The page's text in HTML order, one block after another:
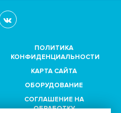
ПОЛИТИКА
КОНФИДЕНЦИАЛЬНОСТИ
КАРТА САЙТА
ОБОРУДОВАНИЕ
СОГЛАШЕНИЕ НА
ОБРАБОТКУ